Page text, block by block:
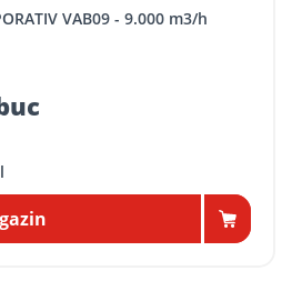
VAB09 - 9.000 m3/h